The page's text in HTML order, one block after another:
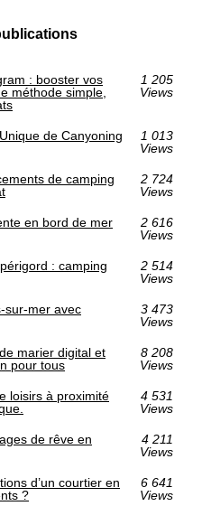
: booster vos
méthode simple,
1 205
Views
de Canyoning
1 013
Views
de camping
2 724
Views
en bord de mer
2 616
Views
: camping
2 514
Views
sur-mer avec
3 473
Views
marier digital et
pour tous
8 208
Views
loisirs à proximité
4 531
Views
de rêve en
4 211
Views
d’un courtier en
?
6 641
Views